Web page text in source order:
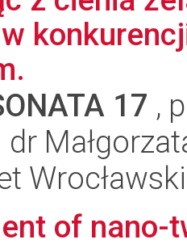
17 ,
of nano-